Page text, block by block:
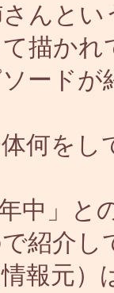
んと
描か
ード
何を
中」と
紹介し
情報元